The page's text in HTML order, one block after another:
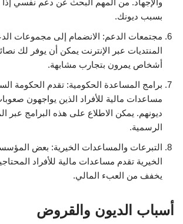
والإجهاد. من المهم البحث عن دعم نفسي
بسبب ديونك.
مجتمعات الدعم: الانضمام إلى مجموعات
المنتديات عبر الإنترنت يمكن أن يوفر لك
أشخاص يمرون بتجارب مشابهة.
برامج المساعدة الحكومية: تقدم الحكومة
مساعدات مالية للأفراد الذين يواجهون
ديونهم. يمكن الاطلاع على هذه البرامج عبر
الرسمية.
التبرعات والمساعدات الخيرية: بعض
الخيرية تقدم مساعدات مالية للأفراد
يخفف من العبء المالي.
أسباب الديون والقروض